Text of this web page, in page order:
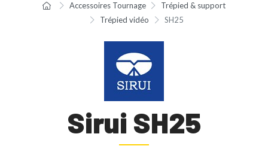
Accessoires Tournage
Trépied & support
Trépied vidéo
SH25
Sirui SH25